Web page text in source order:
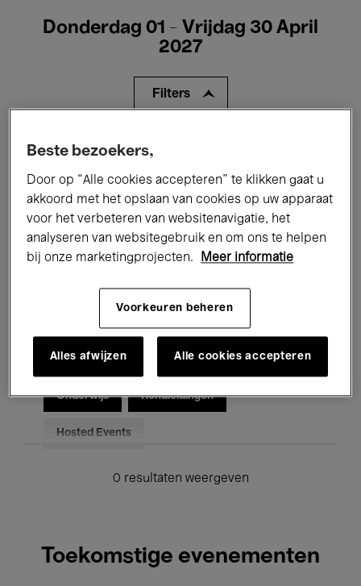
Donderdag 01 - Vrijdag 30 April
2027
Filters
Alle evenementen
Tentoonstellingen Films
Performances Lezingen & Debatten
Jazz Klassieke Muziek Global Music
Voor iedereen Kids’ Palace
Onderwijs Rondleidingen
Hosted Events
0 resultaten weergeven
Toekomstige evenementen
Beste bezoekers,
Door op “Alle cookies accepteren” te klikken gaat u
akkoord met het opslaan van cookies op uw apparaat
voor het verbeteren van websitenavigatie, het
analyseren van websitegebruik en om ons te helpen
bij onze marketingprojecten.
Meer informatie
Voorkeuren beheren
Alles afwijzen Alle cookies accepteren